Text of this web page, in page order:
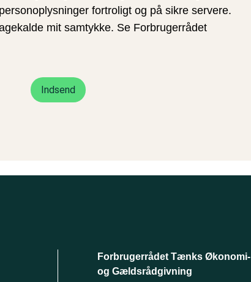
fortroligt og på sikre servere.
mit samtykke. Se Forbrugerrådet
Forbrugerrådet Tænks Økonomi-
og Gældsrådgivning